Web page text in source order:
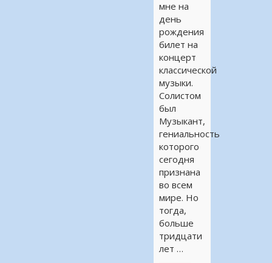
мне на
день
рождения
билет на
концерт
классической
музыки.
Солистом
был
Музыкант,
гениальность
которого
сегодня
признана
во всем
мире. Но
тогда,
больше
тридцати
лет …